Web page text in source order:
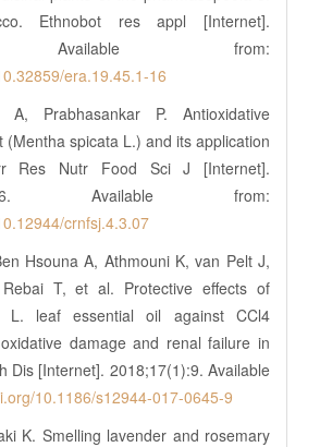
Ethnobot res appl [Internet].
Available from:
era.19.45.1-16
Prabhasankar P. Antioxidative
(Mentha spicata L.) and its application
Res Nutr Food Sci J [Internet].
Available from:
crnfsj.4.3.07
Hsouna A, Athmouni K, van Pelt J,
T, et al. Protective effects of
L. leaf essential oil against CCl4
damage and renal failure in
Dis [Internet]. 2018;17(1):9. Available
10.1186/s12944-017-0645-9
K. Smelling lavender and rosemary